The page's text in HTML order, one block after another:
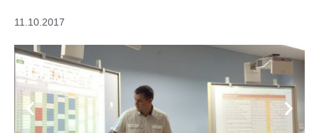
11.10.2017
Previous Next